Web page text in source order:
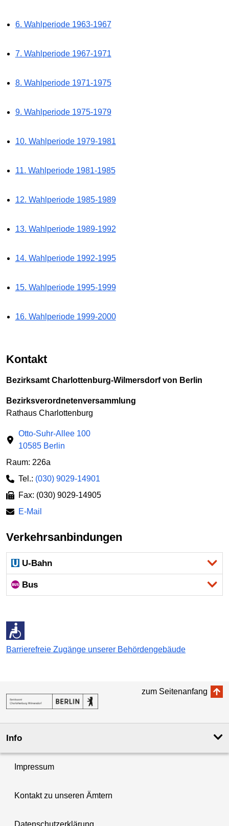
6. Wahlperiode 1963-1967
7. Wahlperiode 1967-1971
8. Wahlperiode 1971-1975
9. Wahlperiode 1975-1979
10. Wahlperiode 1979-1981
11. Wahlperiode 1981-1985
12. Wahlperiode 1985-1989
13. Wahlperiode 1989-1992
14. Wahlperiode 1992-1995
15. Wahlperiode 1995-1999
16. Wahlperiode 1999-2000
Kontakt
Bezirksamt Charlottenburg-Wilmersdorf von Berlin
Bezirksverordnetenversammlung
Rathaus Charlottenburg
Otto-Suhr-Allee 100
10585 Berlin
Raum: 226a
Tel.: (030) 9029-14901
Fax: (030) 9029-14905
E-Mail
Verkehrsanbindungen
U-Bahn
Bus
Barrierefreie Zugänge unserer Behördengebäude
zum Seitenanfang
Info
Impressum
Kontakt zu unseren Ämtern
Datenschutzerklärung